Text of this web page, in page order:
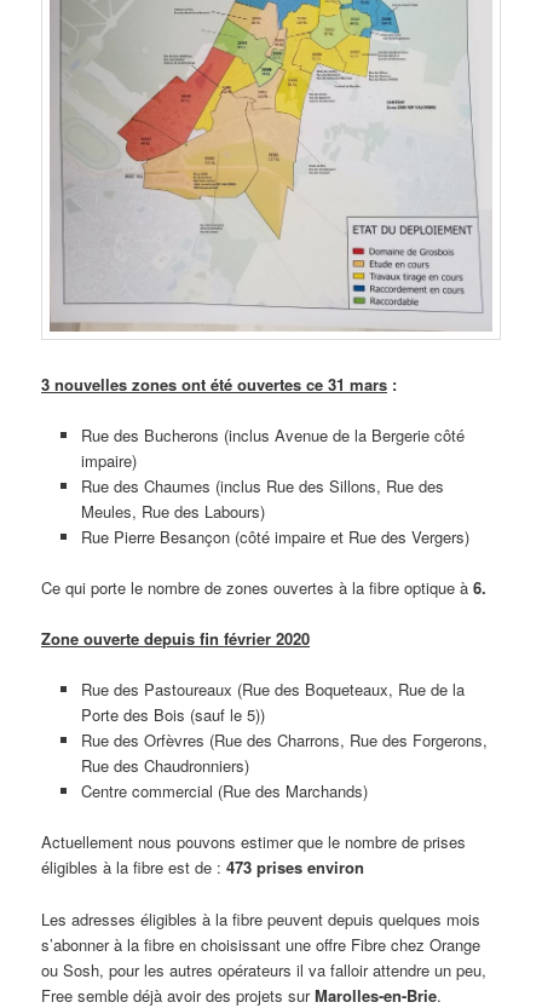
3 nouvelles zones ont été ouvertes ce 31 mars :
Rue des Bucherons (inclus Avenue de la Bergerie côté
impaire)
Rue des Chaumes (inclus Rue des Sillons, Rue des
Meules, Rue des Labours)
Rue Pierre Besançon (côté impaire et Rue des Vergers)
Ce qui porte le nombre de zones ouvertes à la fibre optique à6.
Zone ouverte depuis fin février 2020
Rue des Pastoureaux (Rue des Boqueteaux, Rue de la
Porte des Bois (sauf le 5))
Rue des Orfèvres (Rue des Charrons, Rue des Forgerons,
Rue des Chaudronniers)
Centre commercial (Rue des Marchands)
Actuellement nous pouvons estimer que le nombre de prises
éligibles à la fibre est de :473 prises environ
Les adresses éligibles à la fibre peuvent depuis quelques mois
s’abonner à la fibre en choisissant une offre Fibre chez Orange
ou Sosh, pour les autres opérateurs il va falloir attendre un peu,
Free semble déjà avoir des projets surMarolles-en-Brie.